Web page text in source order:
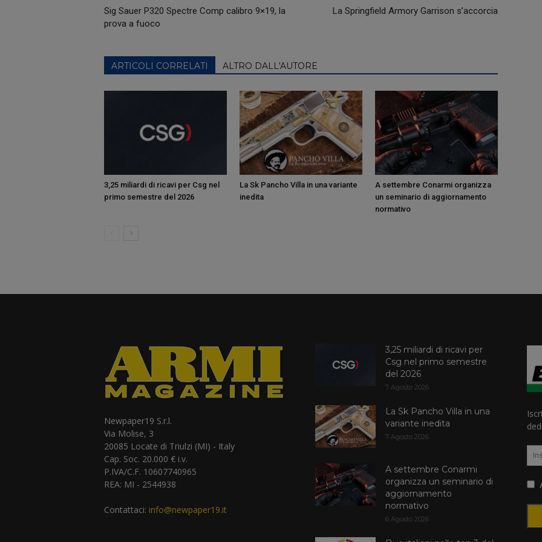
Sig Sauer P320 Spectre Comp calibro 9×19, la
prova a fuoco
La Springfield Armory Garrison s’accorcia
ARTICOLI CORRELATI ALTRO DALL'AUTORE
3,25 miliardi di ricavi per Csg nel
primo semestre del 2026
La Sk Pancho Villa in una variante
inedita
A settembre Conarmi organizza
un seminario di aggiornamento
normativo
Newpaper19 S.r.l.
Via Molise, 3
20085 Locate di Triulzi (MI) - Italy
Cap. Soc. 20.000 € i.v.
P.IVA/C.F. 10607740965
REA: MI - 2544938
Contattaci: info@newpaper19.it
3,25 miliardi di ricavi per
Csg nel primo semestre
del 2026
7 Agosto 2026
La Sk Pancho Villa in una
variante inedita
7 Agosto 2026
A settembre Conarmi
organizza un seminario di
aggiornamento
normativo
6 Agosto 2026